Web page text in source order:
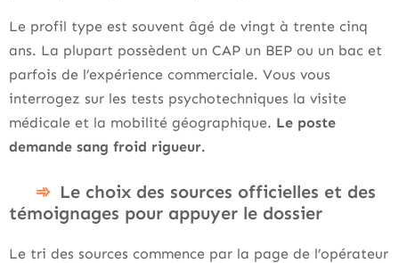
Le profil type est souvent âgé de vingt à trente cinq
ans. La plupart possèdent un CAP un BEP ou un bac et
parfois de l’expérience commerciale. Vous vous
interrogez sur les tests psychotechniques la visite
médicale et la mobilité géographique. Le poste
demande sang froid rigueur.
Le choix des sources officielles et des
témoignages pour appuyer le dossier
Le tri des sources commence par la page de l’opérateur